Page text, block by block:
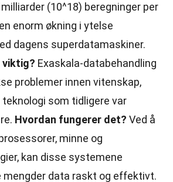
(10^18) beregninger per
enorm økning i ytelse
dagens superdatamaskiner.
Exaskala-databehandling
problemer innen vitenskap,
teknologi som tidligere var
Hvordan fungerer det? Ved å
minne og
kan disse systemene
mengder data raskt og effektivt.